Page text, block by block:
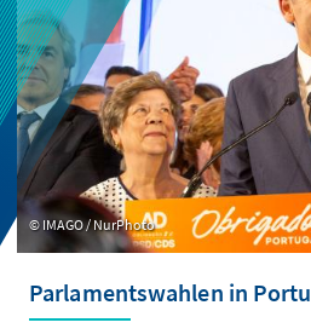
IMAGO / NurPhoto
Parlamentswahlen in